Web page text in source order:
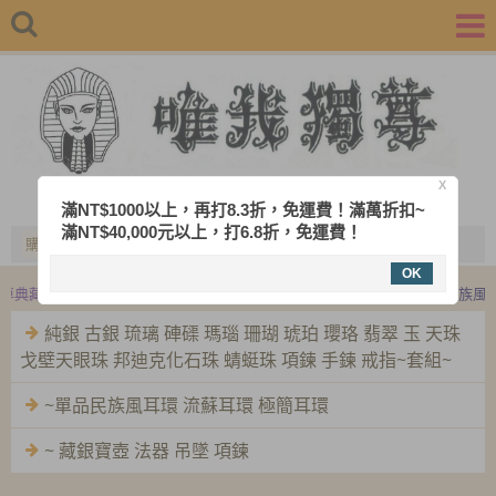
唯我獨尊典藏精品飾品批發
購物車 填寫付款單 訂單查詢
典藏精品是專業開運飾品,尼泊爾飾品,吉普賽飾品,波希米亞風飾品 民族風
純銀 古銀 琉璃 硨磲 瑪瑙 珊瑚 琥珀 瓔珞 翡翠 玉 天珠
戈壁天眼珠 邦迪克化石珠 蜻蜓珠 項鍊 手鍊 戒指~套組~
~單品民族風耳環 流蘇耳環 極簡耳環
~ 藏銀寶壺 法器 吊墜 項鍊
X
滿NT$1000以上，再打8.3折，免運費！滿萬折扣~
滿NT$40,000元以上，打6.8折，免運費！
OK